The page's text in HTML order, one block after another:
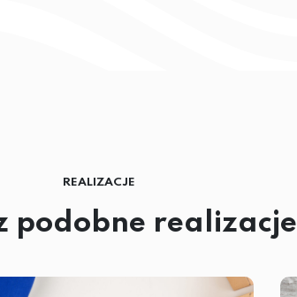
REALIZACJE
podobne realizacje